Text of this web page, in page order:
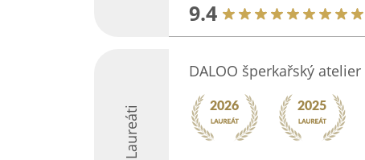
9.4
Laureáti
DALOO šperkařský atelier